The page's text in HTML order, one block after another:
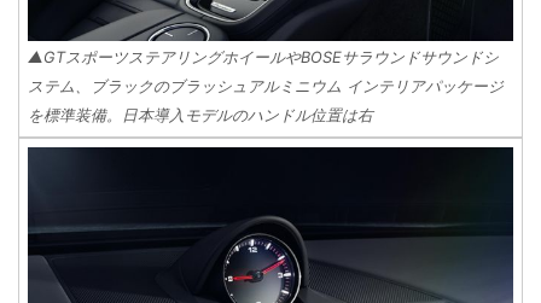
▲GTスポーツステアリングホイールやBOSEサラウンドサウンドシ
ステム、ブラックのブラッシュアルミニウム インテリアパッケージ
を標準装備。日本導入モデルのハンドル位置は右